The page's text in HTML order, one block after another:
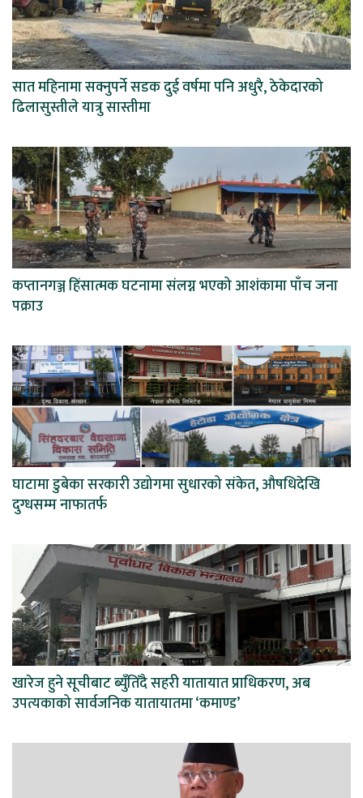
सात महिनामा सक्नुपर्ने सडक दुई वर्षमा पनि अधुरै, ठेकेदारको
ढिलासुस्तीले यात्रु सास्तीमा
कप्तानगञ्ज हिंसात्मक घटनामा संलग्न भएको आशंकामा पाँच जना
पक्राउ
घाटामा डुबेका सरकारी उद्योगमा सुधारको संकेत, औषधिदेखि
दुग्धसम्म नाफातर्फ
खारेज हुने सूचीबाट ब्युँतिँदै सहरी यातायात प्राधिकरण, अब
उपत्यकाको सार्वजनिक यातायातमा ‘कमाण्ड’